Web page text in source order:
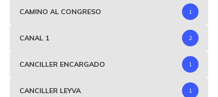
CAMINO AL CONGRESO 1
CANAL 1 2
CANCILLER ENCARGADO 1
CANCILLER LEYVA 1